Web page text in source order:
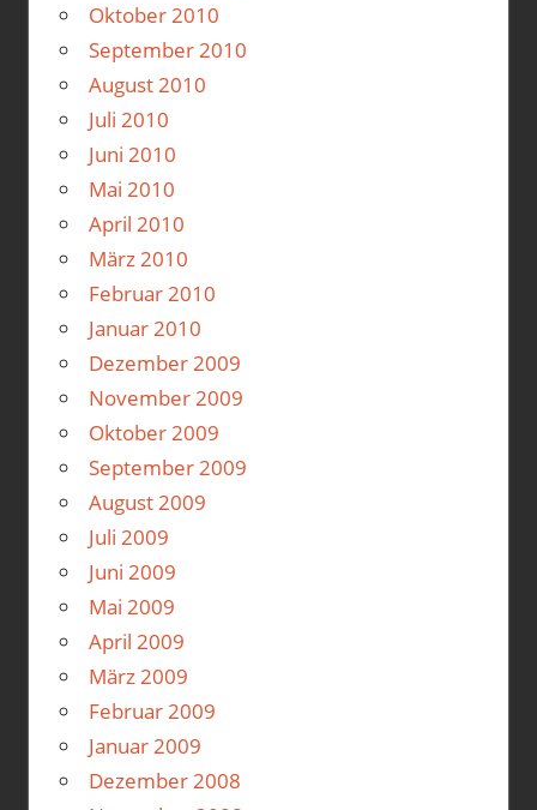
Oktober 2010
September 2010
August 2010
Juli 2010
Juni 2010
Mai 2010
April 2010
März 2010
Februar 2010
Januar 2010
Dezember 2009
November 2009
Oktober 2009
September 2009
August 2009
Juli 2009
Juni 2009
Mai 2009
April 2009
März 2009
Februar 2009
Januar 2009
Dezember 2008